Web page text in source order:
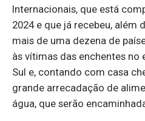
Internacionais, que está
2024 e que já recebeu, além
mais de uma dezena de
às vítimas das enchentes no
Sul e, contando com casa
grande arrecadação de
água, que serão